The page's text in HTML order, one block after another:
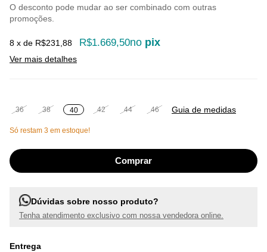
O desconto pode mudar ao ser combinado com outras
promoções.
8 x de R$231,88 R$1.669,50no pix
Ver mais detalhes
36 38 40 42 44 46 Guia de medidas
Só restam 3 em estoque!
Dúvidas sobre nosso produto?
Tenha atendimento exclusivo com nossa vendedora online.
Entrega